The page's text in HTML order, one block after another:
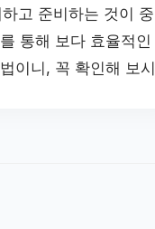
고 준비하는 것이 중
통해 보다 효율적인
이니, 꼭 확인해 보시